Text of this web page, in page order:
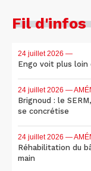
Fil d'infos
24 juillet 2026 —
Engo voit plus loin
24 juillet 2026 —
Brignoud : le
se concrétise
24 juillet 2026 —
Réhabilitation du
main